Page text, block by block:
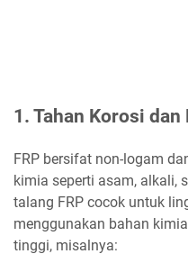
1. Tahan Korosi dan
FRP bersifat non-logam
kimia seperti asam, alkali,
talang FRP cocok untuk
menggunakan bahan
tinggi, misalnya: